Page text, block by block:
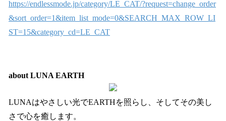
https://endlessmode.jp/category/LE_CAT/?request=change_order
&sort_order=1&item_list_mode=0&SEARCH_MAX_ROW_LI
ST=15&category_cd=LE_CAT
about LUNA EARTH
LUNAはやさしい光でEARTHを照らし、そしてその美し
さで心を癒します。